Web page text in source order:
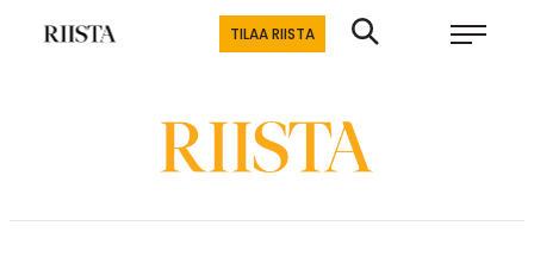
Siirry
Riistalehti.fi
TILAA RIISTA